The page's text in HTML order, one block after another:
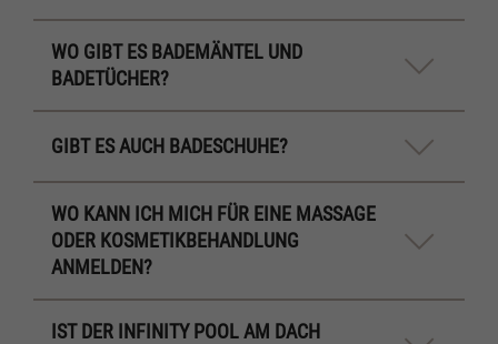
WO GIBT ES BADEMÄNTEL UND
BADETÜCHER?
GIBT ES AUCH BADESCHUHE?
WO KANN ICH MICH FÜR EINE MASSAGE
ODER KOSMETIKBEHANDLUNG
ANMELDEN?
IST DER INFINITY POOL AM DACH